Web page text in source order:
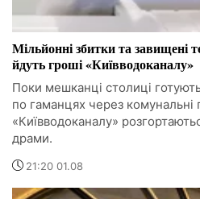
Мільйонні збитки та завищені
йдуть гроші «Київводоканалу»
Поки мешканці столиці
по гаманцях через комунальні
«Київводоканалу»
драми.
21:20 01.08